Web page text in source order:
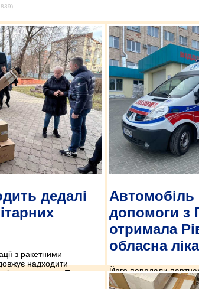
дедалі
з ракетними
надходити
інших держав. Про це
Автомобіль
допомоги з
отримала
обласна
Його передали
Люблінського